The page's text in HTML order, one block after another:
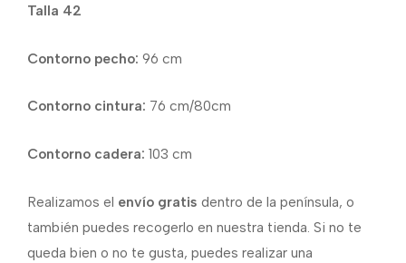
Talla 42
Contorno pecho: 96 cm
Contorno cintura: 76 cm/80cm
Contorno cadera: 103 cm
Realizamos el envío gratis dentro de la península, o
también puedes recogerlo en nuestra tienda. Si no te
queda bien o no te gusta, puedes realizar una